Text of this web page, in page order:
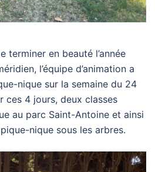
terminer en beauté l’année
l’équipe d’animation a
nique sur la semaine du 24
ces 4 jours, deux classes
au parc Saint-Antoine et ainsi
nique sous les arbres.